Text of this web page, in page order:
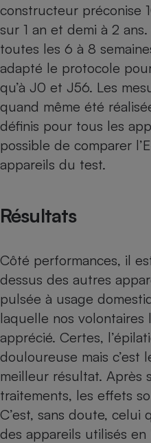
constructeur préconise
sur 1 an et demi à 2
toutes les 6 à 8
adapté le protocole
qu’à J0 et J56. Les
quand même été
définis pour tous les
possible de comparer
appareils du test.
Résultats
Côté performances, il
dessus des autres
pulsée à usage
laquelle nos volontaires
apprécié. Certes,
douloureuse mais c’est
meilleur résultat. Après
traitements, les effets
C’est, sans doute,
des appareils utilisés